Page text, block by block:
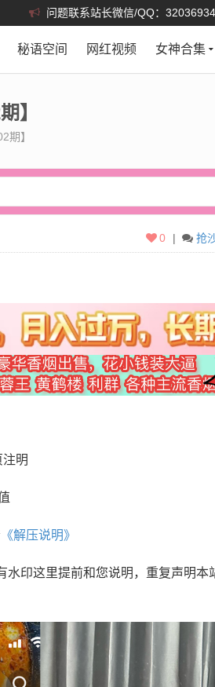
问题联系站长微信/QQ：
秘语空间 网红视频 女神合集
】
期】
| 抢
0
明
《解压说明》
印这里提前和您说明，重复声明本